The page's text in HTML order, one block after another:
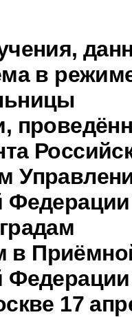
в
Федерации
в
Федерации
17